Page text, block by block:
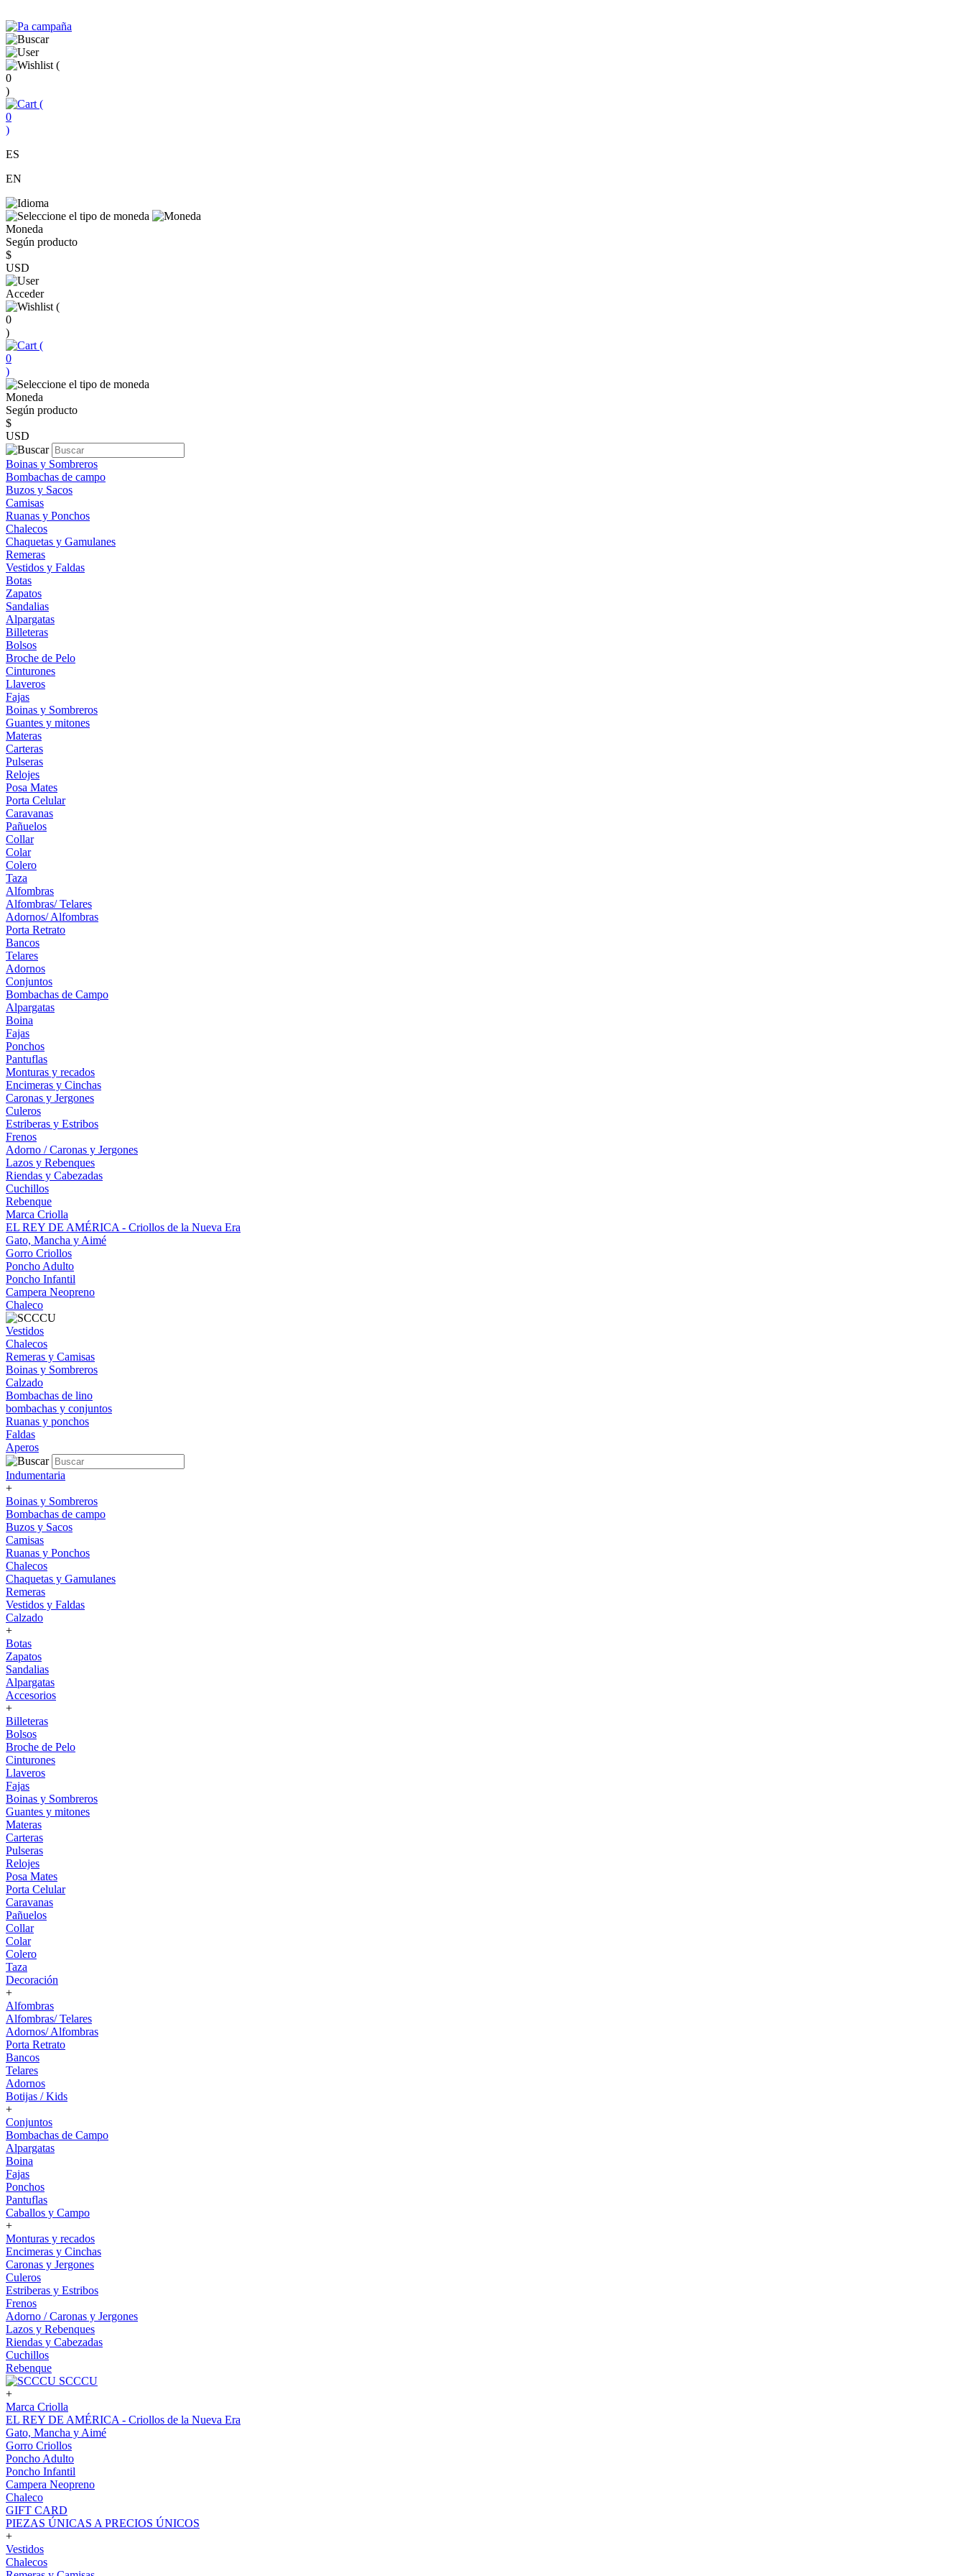
(
0
)
(
0
)
ES
EN
Moneda
Según producto
$
USD
Acceder
(
0
)
(
0
)
Moneda
Según producto
$
USD
Boinas y Sombreros
Bombachas de campo
Buzos y Sacos
Camisas
Ruanas y Ponchos
Chalecos
Chaquetas y Gamulanes
Remeras
Vestidos y Faldas
Botas
Zapatos
Sandalias
Alpargatas
Billeteras
Bolsos
Broche de Pelo
Cinturones
Llaveros
Fajas
Boinas y Sombreros
Guantes y mitones
Materas
Carteras
Pulseras
Relojes
Posa Mates
Porta Celular
Caravanas
Pañuelos
Collar
Colar
Colero
Taza
Alfombras
Alfombras/ Telares
Adornos/ Alfombras
Porta Retrato
Bancos
Telares
Adornos
Conjuntos
Bombachas de Campo
Alpargatas
Boina
Fajas
Ponchos
Pantuflas
Monturas y recados
Encimeras y Cinchas
Caronas y Jergones
Culeros
Estriberas y Estribos
Frenos
Adorno / Caronas y Jergones
Lazos y Rebenques
Riendas y Cabezadas
Cuchillos
Rebenque
Marca Criolla
EL REY DE AMÉRICA - Criollos de la Nueva Era
Gato, Mancha y Aimé
Gorro Criollos
Poncho Adulto
Poncho Infantil
Campera Neopreno
Chaleco
Vestidos
Chalecos
Remeras y Camisas
Boinas y Sombreros
Calzado
Bombachas de lino
bombachas y conjuntos
Ruanas y ponchos
Faldas
Aperos
Indumentaria
+
Boinas y Sombreros
Bombachas de campo
Buzos y Sacos
Camisas
Ruanas y Ponchos
Chalecos
Chaquetas y Gamulanes
Remeras
Vestidos y Faldas
Calzado
+
Botas
Zapatos
Sandalias
Alpargatas
Accesorios
+
Billeteras
Bolsos
Broche de Pelo
Cinturones
Llaveros
Fajas
Boinas y Sombreros
Guantes y mitones
Materas
Carteras
Pulseras
Relojes
Posa Mates
Porta Celular
Caravanas
Pañuelos
Collar
Colar
Colero
Taza
Decoración
+
Alfombras
Alfombras/ Telares
Adornos/ Alfombras
Porta Retrato
Bancos
Telares
Adornos
Botijas / Kids
+
Conjuntos
Bombachas de Campo
Alpargatas
Boina
Fajas
Ponchos
Pantuflas
Caballos y Campo
+
Monturas y recados
Encimeras y Cinchas
Caronas y Jergones
Culeros
Estriberas y Estribos
Frenos
Adorno / Caronas y Jergones
Lazos y Rebenques
Riendas y Cabezadas
Cuchillos
Rebenque
SCCCU
+
Marca Criolla
EL REY DE AMÉRICA - Criollos de la Nueva Era
Gato, Mancha y Aimé
Gorro Criollos
Poncho Adulto
Poncho Infantil
Campera Neopreno
Chaleco
GIFT CARD
PIEZAS ÚNICAS A PRECIOS ÚNICOS
+
Vestidos
Chalecos